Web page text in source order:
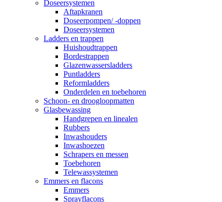
Doseersystemen
Aftapkranen
Doseerpompen/ -doppen
Doseersystemen
Ladders en trappen
Huishoudtrappen
Bordestrappen
Glazenwassersladders
Puntladders
Reformladders
Onderdelen en toebehoren
Schoon- en droogloopmatten
Glasbewassing
Handgrepen en linealen
Rubbers
Inwashouders
Inwashoezen
Schrapers en messen
Toebehoren
Telewassystemen
Emmers en flacons
Emmers
Sprayflacons